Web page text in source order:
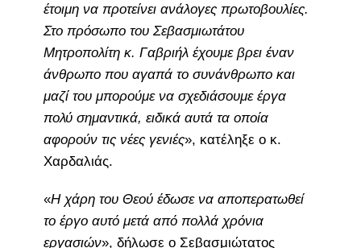
έτοιμη να προτείνει ανάλογες πρωτοβουλίες.
Στο πρόσωπο του Σεβασμιωτάτου
Μητροπολίτη κ. Γαβριήλ έχουμε βρει έναν
άνθρωπο που αγαπά το συνάνθρωπο και
μαζί του μπορούμε να σχεδιάσουμε έργα
πολύ σημαντικά, ειδικά αυτά τα οποία
αφορούν τις νέες γενιές», κατέληξε ο κ.
Χαρδαλιάς.
«Η χάρη του Θεού έδωσε να αποπερατωθεί
το έργο αυτό μετά από πολλά χρόνια
εργασιών», δήλωσε ο Σεβασμιώτατος